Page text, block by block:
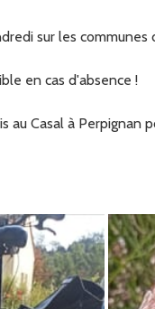
sur les
en cas d'absence !
au Casal à